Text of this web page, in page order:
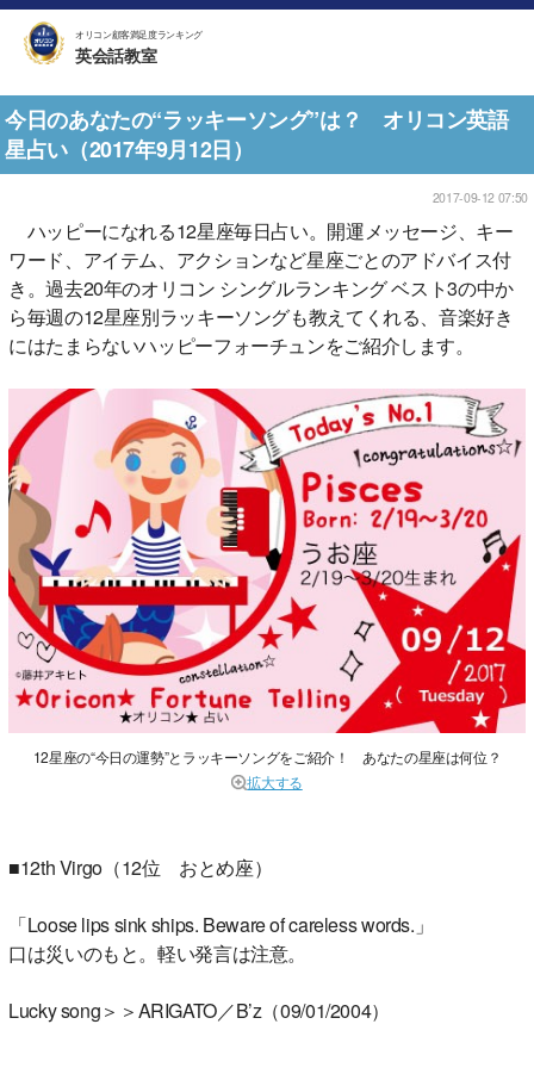
オリコン顧客満足度ランキング
英会話教室
今日のあなたの“ラッキーソング”は？ オリコン英語
星占い（2017年9月12日）
2017-09-12 07:50
ハッピーになれる12星座毎日占い。開運メッセージ、キー
ワード、アイテム、アクションなど星座ごとのアドバイス付
き。過去20年のオリコン シングルランキング ベスト3の中か
ら毎週の12星座別ラッキーソングも教えてくれる、音楽好き
にはたまらないハッピーフォーチュンをご紹介します。
12星座の“今日の運勢”とラッキーソングをご紹介！ あなたの星座は何位？
拡大する
■12th Virgo（12位 おとめ座）
「Loose lips sink ships. Beware of careless words.」
口は災いのもと。軽い発言は注意。
Lucky song＞＞ARIGATO／B’z（09/01/2004）